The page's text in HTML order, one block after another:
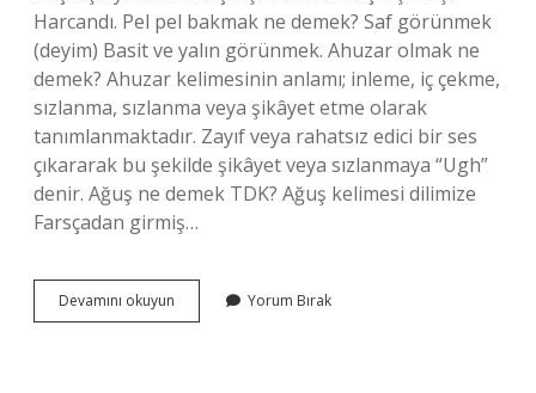
Harcandı. Pel pel bakmak ne demek? Saf görünmek
(deyim) Basit ve yalın görünmek. Ahuzar olmak ne
demek? Ahuzar kelimesinin anlamı; inleme, iç çekme,
sızlanma, sızlanma veya şikâyet etme olarak
tanımlanmaktadır. Zayıf veya rahatsız edici bir ses
çıkararak bu şekilde şikâyet veya sızlanmaya “Ugh”
denir. Ağuş ne demek TDK? Ağuş kelimesi dilimize
Farsçadan girmiş…
Devamını okuyun
Olmak
Yorum Bırak